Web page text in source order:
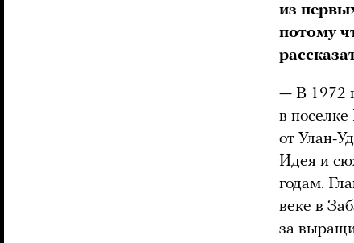
из
потому
— В 1972
в
от Улан-
Идея и
годам.
веке в
за